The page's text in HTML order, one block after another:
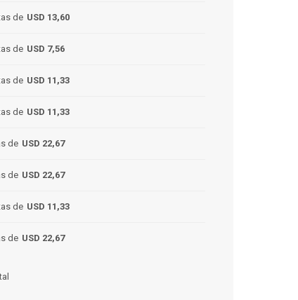
de USD 13,60
de USD 7,56
de USD 11,33
de USD 11,33
de USD 22,67
de USD 22,67
de USD 11,33
de USD 22,67